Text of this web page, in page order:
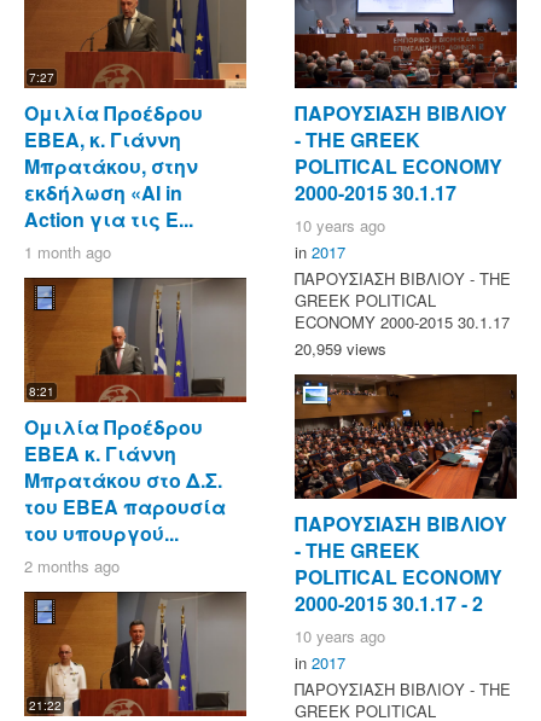
7:27
Ομιλία Προέδρου
ΕΒΕΑ, κ. Γιάννη
Μπρατάκου, στην
εκδήλωση «AI in
Action για τις Ε...
1 month ago
8:21
Ομιλία Προέδρου
ΕΒΕΑ κ. Γιάννη
Μπρατάκου στο Δ.Σ.
του ΕΒΕΑ παρουσία
του υπουργού...
2 months ago
21:22
ΠΑΡΟΥΣΙΑΣΗ ΒΙΒΛΙΟΥ
- ΤΗΕ GREEK
POLITICAL ECONOMY
2000-2015 30.1.17
10 years ago
in 2017
ΠΑΡΟΥΣΙΑΣΗ ΒΙΒΛΙΟΥ - ΤΗΕ
GREEK POLITICAL
ECONOMY 2000-2015 30.1.17
20,959 views
ΠΑΡΟΥΣΙΑΣΗ ΒΙΒΛΙΟΥ
- ΤΗΕ GREEK
POLITICAL ECONOMY
2000-2015 30.1.17 - 2
10 years ago
in 2017
ΠΑΡΟΥΣΙΑΣΗ ΒΙΒΛΙΟΥ - ΤΗΕ
GREEK POLITICAL